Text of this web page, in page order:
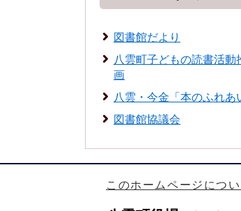
図書館だより
八雲町子どもの読書活動
画
八雲・今金「本のふれあ
図書館協議会
このホームページについ